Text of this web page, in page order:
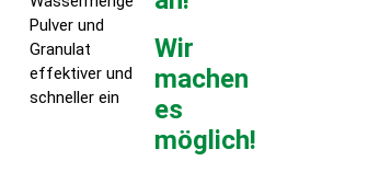
Pulver und
Granulat
effektiver und
schneller ein
Wir
machen
es
möglich!